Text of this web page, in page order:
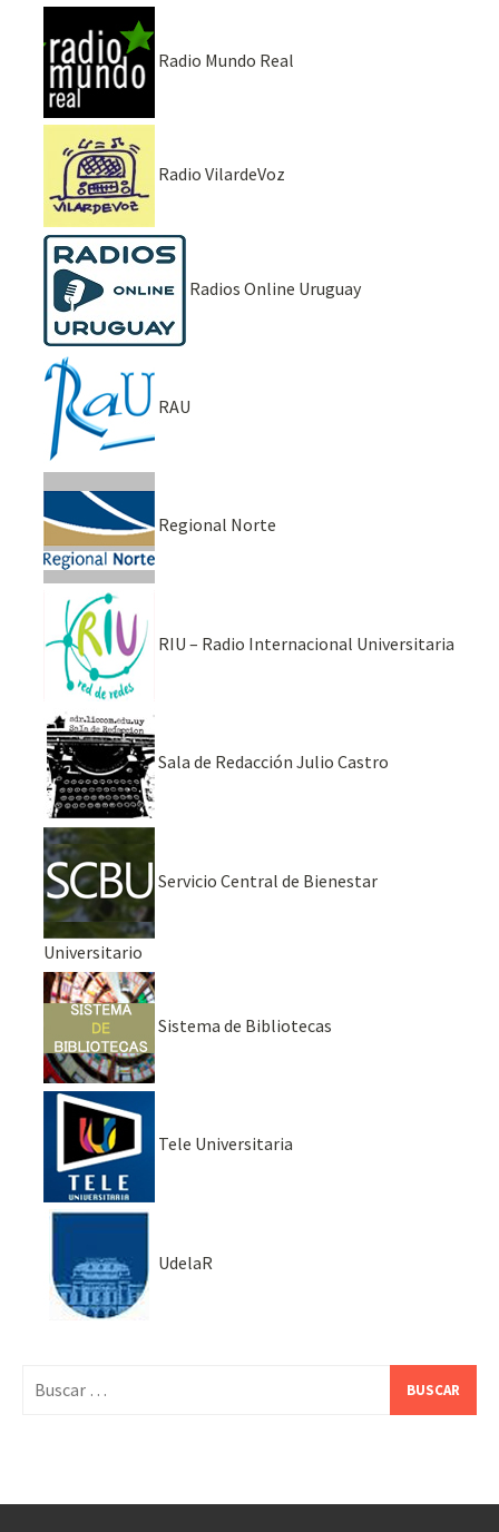
Radio Mundo Real
Radio VilardeVoz
Radios Online Uruguay
RAU
Regional Norte
RIU – Radio Internacional Universitaria
Sala de Redacción Julio Castro
Servicio Central de Bienestar
Universitario
Sistema de Bibliotecas
Tele Universitaria
UdelaR